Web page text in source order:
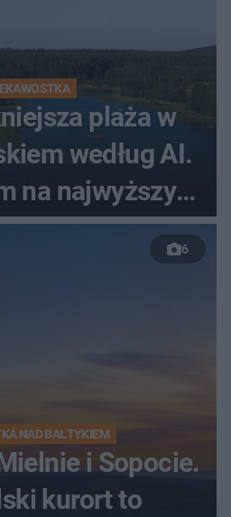
plaża w
według AI.
na najwyższy
6
NAD BAŁTYKIEM
i Sopocie.
kurort to